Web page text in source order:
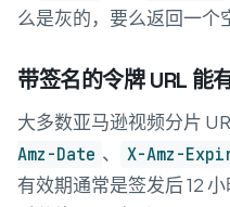
么是灰的，要么返回一个
带签名的令牌 URL 能
大多数亚马逊视频分片
Amz-Date 、 X-Amz-
有效期通常是签发后 12